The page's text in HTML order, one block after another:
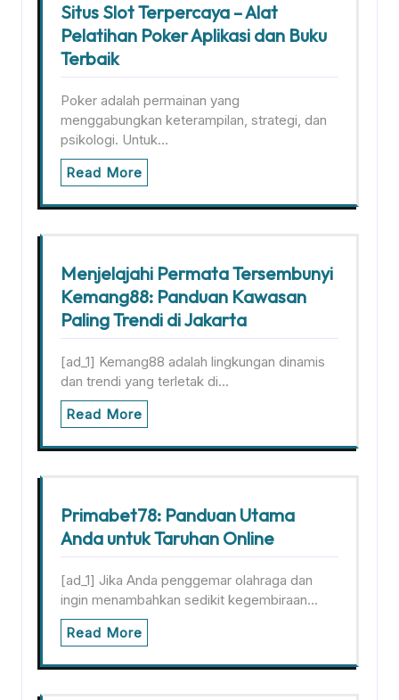
Situs Slot Terpercaya – Alat
Pelatihan Poker Aplikasi dan Buku
Terbaik
Poker adalah permainan yang
menggabungkan keterampilan, strategi, dan
psikologi. Untuk…
Read More
Menjelajahi Permata Tersembunyi
Kemang88: Panduan Kawasan
Paling Trendi di Jakarta
[ad_1] Kemang88 adalah lingkungan dinamis
dan trendi yang terletak di…
Read More
Primabet78: Panduan Utama
Anda untuk Taruhan Online
[ad_1] Jika Anda penggemar olahraga dan
ingin menambahkan sedikit kegembiraan…
Read More